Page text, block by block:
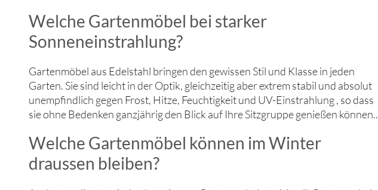
Welche Gartenmöbel bei starker
Sonneneinstrahlung?
Gartenmöbel aus Edelstahl bringen den gewissen Stil und Klasse in jeden
Garten. Sie sind leicht in der Optik, gleichzeitig aber extrem stabil und absolut
unempfindlich gegen Frost, Hitze, Feuchtigkeit und UV-Einstrahlung , so dass
sie ohne Bedenken ganzjährig den Blick auf Ihre Sitzgruppe genießen können..
Welche Gartenmöbel können im Winter
draussen bleiben?